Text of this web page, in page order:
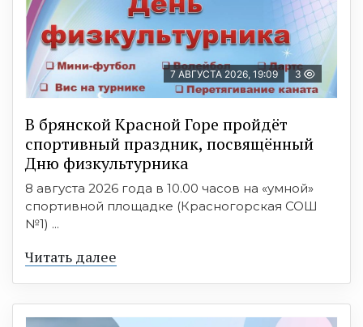
7 АВГУСТА 2026, 19:09 3
В брянской Красной Горе пройдёт
спортивный праздник, посвящённый
Дню физкультурника
8 августа 2026 года в 10.00 часов на «умной»
спортивной площадке (Красногорская СОШ
№1) ...
Читать далее